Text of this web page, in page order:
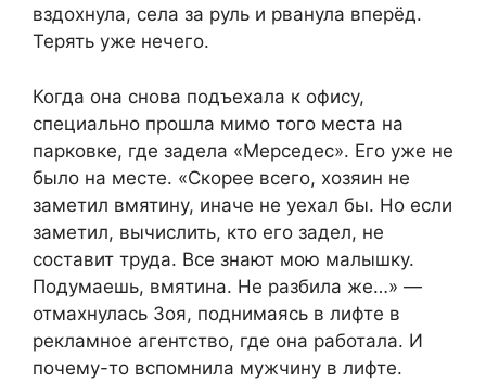
вздохнула, села за руль и рванула вперёд.
Терять уже нечего.
Когда она снова подъехала к офису,
специально прошла мимо того места на
парковке, где задела «Мерседес». Его уже не
было на месте. «Скорее всего, хозяин не
заметил вмятину, иначе не уехал бы. Но если
заметил, вычислить, кто его задел, не
составит труда. Все знают мою малышку.
Подумаешь, вмятина. Не разбила же…» —
отмахнулась Зоя, поднимаясь в лифте в
рекламное агентство, где она работала. И
почему-то вспомнила мужчину в лифте.